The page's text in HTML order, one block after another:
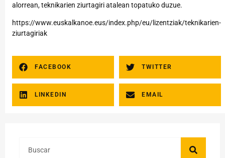
alorrean, teknikarien ziurtagiri atalean topatuko duzue.
https://www.euskalkanoe.eus/index.php/eu/lizentziak/teknikarien-
ziurtagiriak
FACEBOOK TWITTER
LINKEDIN EMAIL